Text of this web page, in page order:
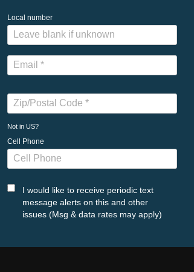
Local number
Not in US?
Cell Phone
I would like to receive periodic text
message alerts on this and other
issues (Msg & data rates may apply)